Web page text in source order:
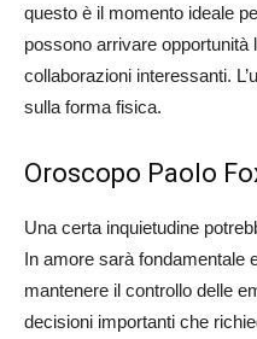
questo è il momento ideale
possono arrivare opportunità
collaborazioni interessanti.
sulla forma fisica.
Oroscopo Paolo
Una certa inquietudine
In amore sarà fondamentale
mantenere il controllo delle
decisioni importanti che